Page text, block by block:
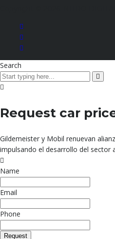
Search
Request car
Gildemeister y Mobil renuevan
impulsando el desarrollo del sector
Name
Email
Phone
Request